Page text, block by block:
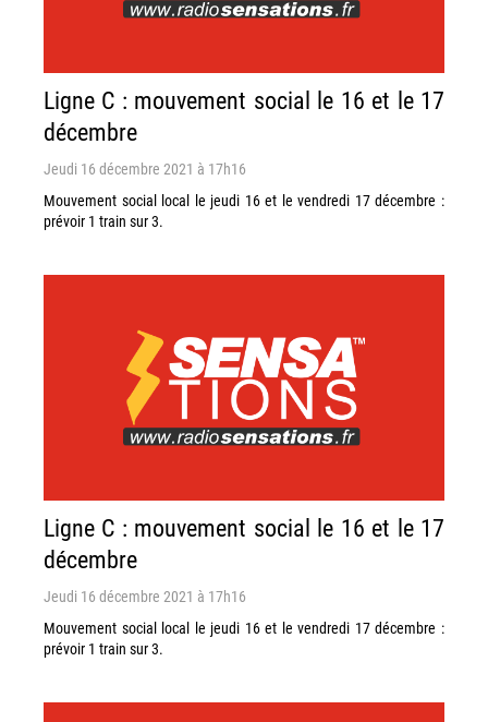
Ligne C : mouvement social le 16 et le 17
décembre
Jeudi 16 décembre 2021 à 17h16
Mouvement social local le jeudi 16 et le vendredi 17 décembre :
prévoir 1 train sur 3.
Ligne C : mouvement social le 16 et le 17
décembre
Jeudi 16 décembre 2021 à 17h16
Mouvement social local le jeudi 16 et le vendredi 17 décembre :
prévoir 1 train sur 3.